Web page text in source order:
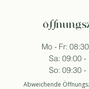
Mo - Fr:
Sa: 09:00 -
So: 09:30 -
Abweichende